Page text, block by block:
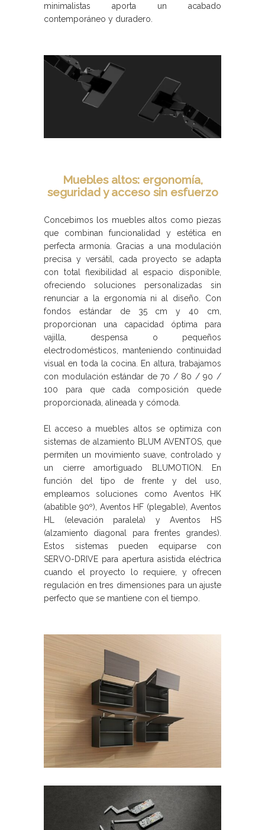
minimalistas aporta un acabado
contemporáneo y duradero.
Muebles altos: ergonomía,
seguridad y acceso sin esfuerzo
Concebimos los muebles altos como piezas
que combinan funcionalidad y estética en
perfecta armonía. Gracias a una modulación
precisa y versátil, cada proyecto se adapta
con total flexibilidad al espacio disponible,
ofreciendo soluciones personalizadas sin
renunciar a la ergonomía ni al diseño. Con
fondos estándar de 35 cm y 40 cm,
proporcionan una capacidad óptima para
vajilla, despensa o pequeños
electrodomésticos, manteniendo continuidad
visual en toda la cocina. En altura, trabajamos
con modulación estándar de 70 / 80 / 90 /
100 para que cada composición quede
proporcionada, alineada y cómoda.
El acceso a muebles altos se optimiza con
sistemas de alzamiento BLUM AVENTOS, que
permiten un movimiento suave, controlado y
un cierre amortiguado BLUMOTION. En
función del tipo de frente y del uso,
empleamos soluciones como Aventos HK
(abatible 90º), Aventos HF (plegable), Aventos
HL (elevación paralela) y Aventos HS
(alzamiento diagonal para frentes grandes).
Estos sistemas pueden equiparse con
SERVO-DRIVE para apertura asistida eléctrica
cuando el proyecto lo requiere, y ofrecen
regulación en tres dimensiones para un ajuste
perfecto que se mantiene con el tiempo.